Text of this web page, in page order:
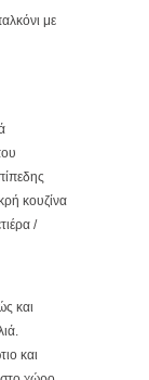
με
κουζίνα
/
και
και